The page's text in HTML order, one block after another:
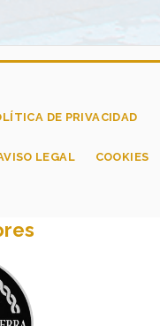
DE PRIVACIDAD
LEGAL COOKIES